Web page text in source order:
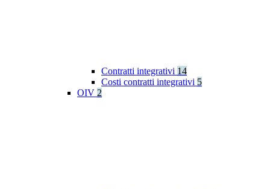
Contratti integrativi 14
Costi contratti integrativi 5
OIV 2